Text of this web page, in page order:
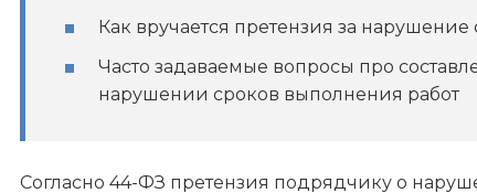
Как вручается претензия за нарушение
Часто задаваемые вопросы про
нарушении сроков выполнения работ
Согласно 44-ФЗ претензия подрядчику о